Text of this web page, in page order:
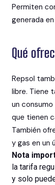
Permiten
generada
Qué
Repsol
libre. Tiene
un
que tienen
También
y gas en un
Nota
la tarifa
y solo